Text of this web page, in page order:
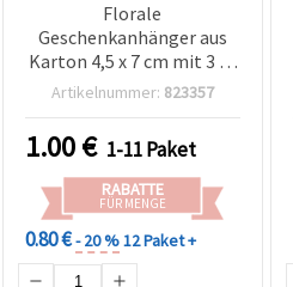
Florale
Geschenkanhänger aus
Karton 4,5 x 7 cm mit 3 m
Kordel – 12er-Set
Artikelnummer: 823357
1.00€ 1-11 Paket
RABATTE
FÜR MENGE
0.80 €- 20 %12 Paket +